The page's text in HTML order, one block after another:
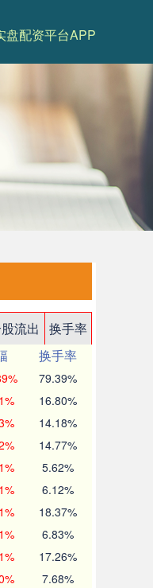
盘配资平台APP
流出
换手率
换手率
79.39%
16.80%
14.18%
14.77%
5.62%
6.12%
18.37%
6.83%
17.26%
7.68%